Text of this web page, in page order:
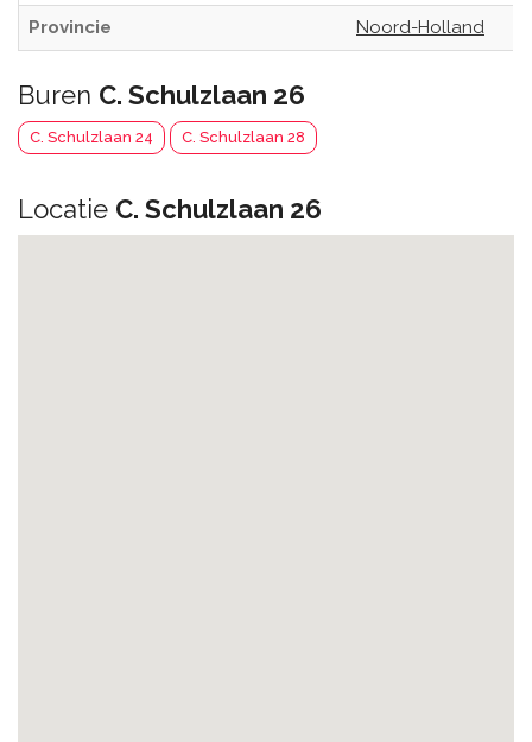
Provincie Noord-Holland
Buren C. Schulzlaan 26
C. Schulzlaan 24 C. Schulzlaan 28
Locatie C. Schulzlaan 26